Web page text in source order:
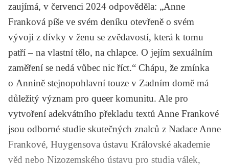
zaujímá, v červenci 2024 odpověděla: „Anne
Franková píše ve svém deníku otevřeně o svém
vývoji z dívky v ženu se zvědavostí, která k tomu
patří – na vlastní tělo, na chlapce. O jejím sexuálním
zaměření se nedá vůbec nic říct.“ Chápu, že zmínka
o Annině stejnopohlavní touze v Zadním domě má
důležitý význam pro queer komunitu. Ale pro
vytvoření adekvátního překladu textů Anne Frankové
jsou odborné studie skutečných znalců z Nadace Anne
Frankové, Huygensova ústavu Královské akademie
věd nebo Nizozemského ústavu pro studia válek,